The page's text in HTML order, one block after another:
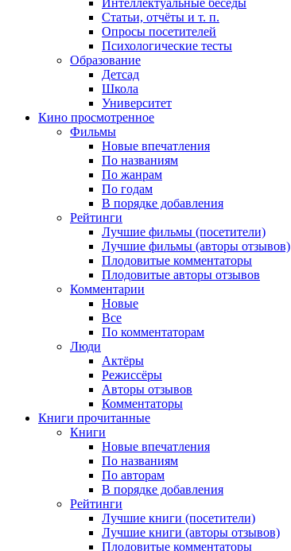
Статьи, отчёты и т. п.
Опросы посетителей
Психологические тесты
Образование
Детсад
Школа
Университет
Кино просмотренное
Фильмы
Новые впечатления
По названиям
По жанрам
По годам
В порядке добавления
Рейтинги
Лучшие фильмы (посетители)
Лучшие фильмы (авторы отзывов)
Плодовитые комментаторы
Плодовитые авторы отзывов
Комментарии
Новые
Все
По комментаторам
Люди
Актёры
Режиссёры
Авторы отзывов
Комментаторы
Книги прочитанные
Книги
Новые впечатления
По названиям
По авторам
В порядке добавления
Рейтинги
Лучшие книги (посетители)
Лучшие книги (авторы отзывов)
Плодовитые комментаторы